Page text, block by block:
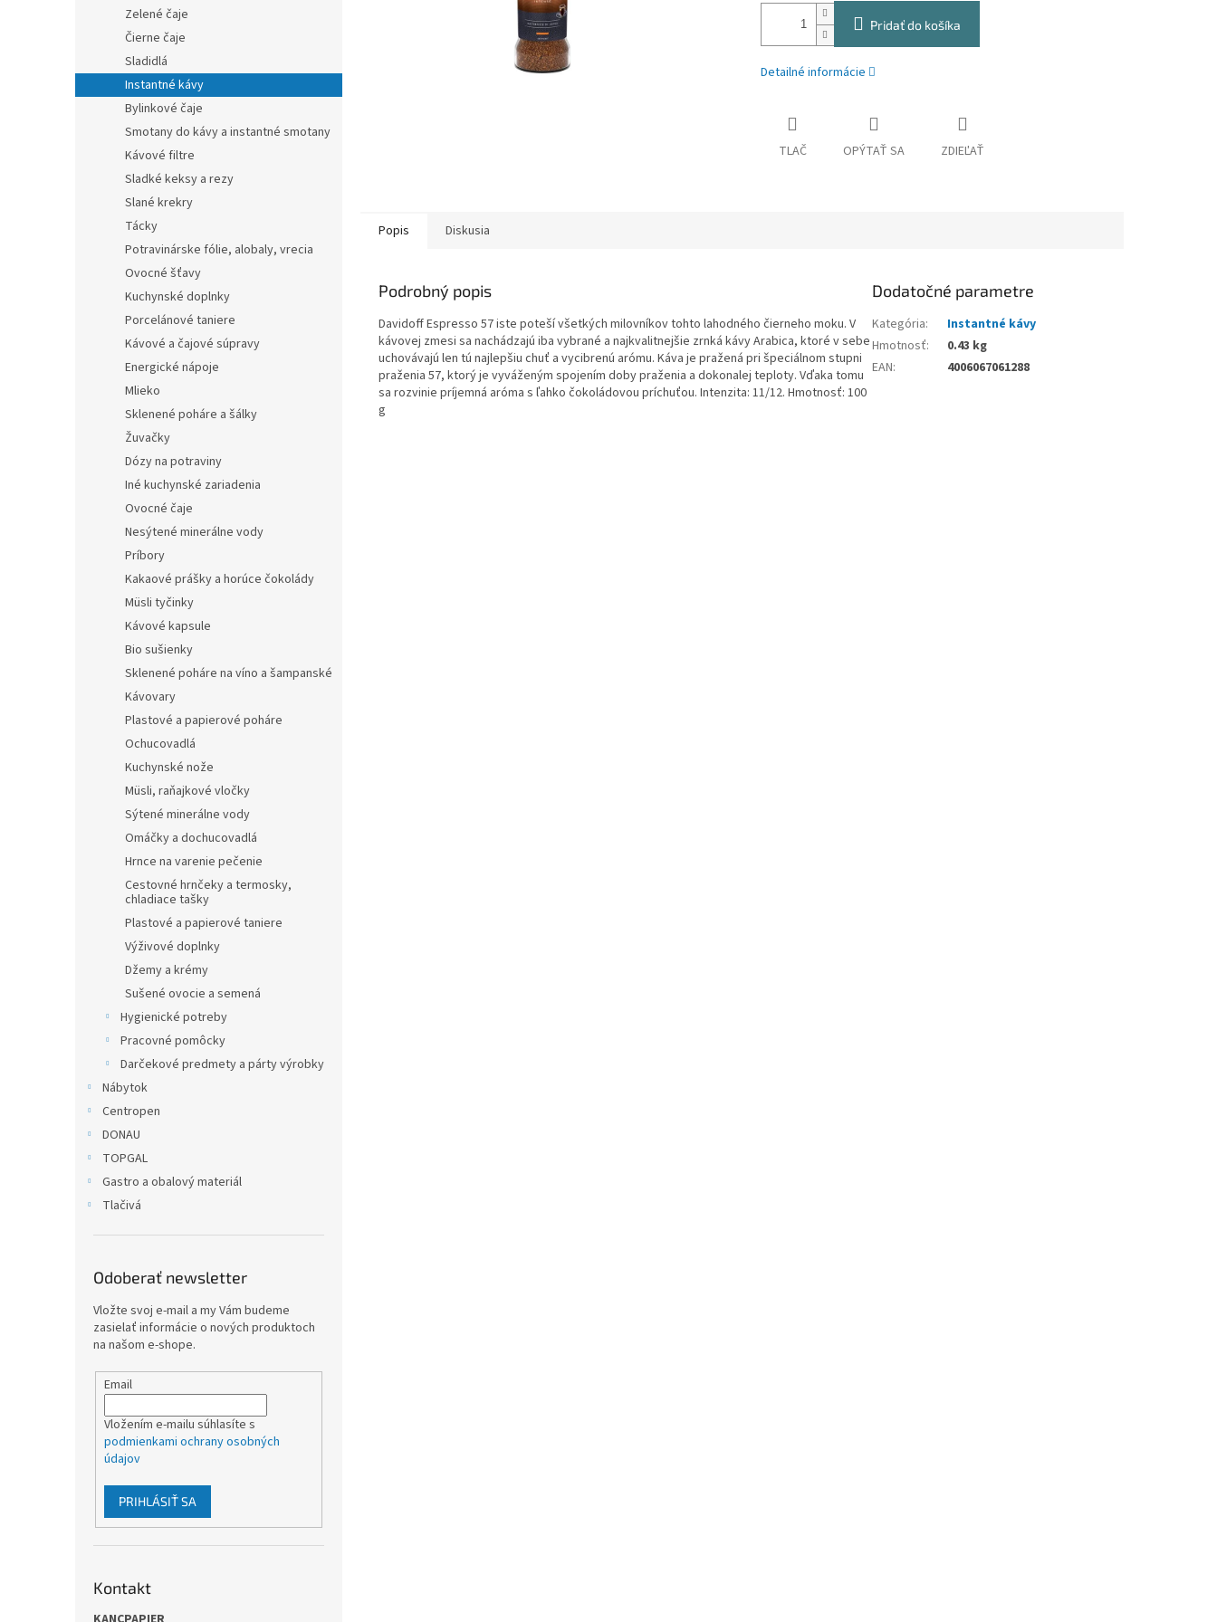
Zelené čaje
Čierne čaje
Sladidlá
Instantné kávy
Bylinkové čaje
Smotany do kávy a instantné smotany
Kávové filtre
Sladké keksy a rezy
Slané krekry
Tácky
Potravinárske fólie, alobaly, vrecia
Ovocné šťavy
Kuchynské doplnky
Porcelánové taniere
Kávové a čajové súpravy
Energické nápoje
Mlieko
Sklenené poháre a šálky
Žuvačky
Dózy na potraviny
Iné kuchynské zariadenia
Ovocné čaje
Nesýtené minerálne vody
Príbory
Kakaové prášky a horúce čokolády
Müsli tyčinky
Kávové kapsule
Bio sušienky
Sklenené poháre na víno a šampanské
Kávovary
Plastové a papierové poháre
Ochucovadlá
Kuchynské nože
Müsli, raňajkové vločky
Sýtené minerálne vody
Omáčky a dochucovadlá
Hrnce na varenie pečenie
Cestovné hrnčeky a termosky,
chladiace tašky
Plastové a papierové taniere
Výživové doplnky
Džemy a krémy
Sušené ovocie a semená
Hygienické potreby
Pracovné pomôcky
Darčekové predmety a párty výrobky
Nábytok
Centropen
DONAU
TOPGAL
Gastro a obalový materiál
Tlačivá
Odoberať newsletter
Vložte svoj e-mail a my Vám budeme
zasielať informácie o nových produktoch
na našom e-shope.
Email
Vložením e-mailu súhlasíte s
podmienkami ochrany osobných
údajov
PRIHLÁSIŤ SA
Kontakt
Pridať do košíka
Detailné informácie
TLAČ OPÝTAŤ SA ZDIEĽAŤ
Popis Diskusia
Podrobný popis
Davidoff Espresso 57 iste poteší všetkých milovníkov tohto lahodného čierneho moku. V
kávovej zmesi sa nachádzajú iba vybrané a najkvalitnejšie zrnká kávy Arabica, ktoré v sebe
uchovávajú len tú najlepšiu chuť a vycibrenú arómu. Káva je pražená pri špeciálnom stupni
praženia 57, ktorý je vyváženým spojením doby praženia a dokonalej teploty. Vďaka tomu
sa rozvinie príjemná aróma s ľahko čokoládovou príchuťou. Intenzita: 11/12. Hmotnosť: 100
g
Dodatočné parametre
Kategória:
Instantné kávy
Hmotnosť:
0.43 kg
EAN: 4006067061288